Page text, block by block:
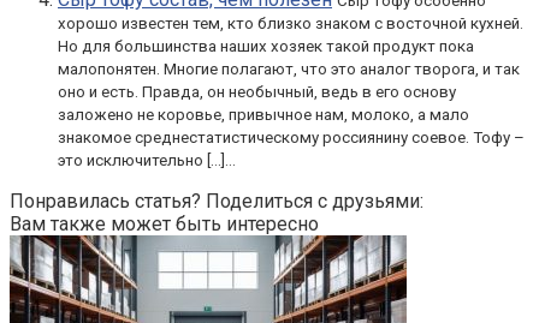
хорошо известен тем, кто близко знаком с восточной кухней.
Но для большинства наших хозяек такой продукт пока
малопонятен. Многие полагают, что это аналог творога, и так
оно и есть. Правда, он необычный, ведь в его основу
заложено не коровье, привычное нам, молоко, а мало
знакомое среднестатистическому россиянину соевое. Тофу –
это исключительно […]...
Понравилась статья? Поделиться с друзьями:
Вам также может быть интересно